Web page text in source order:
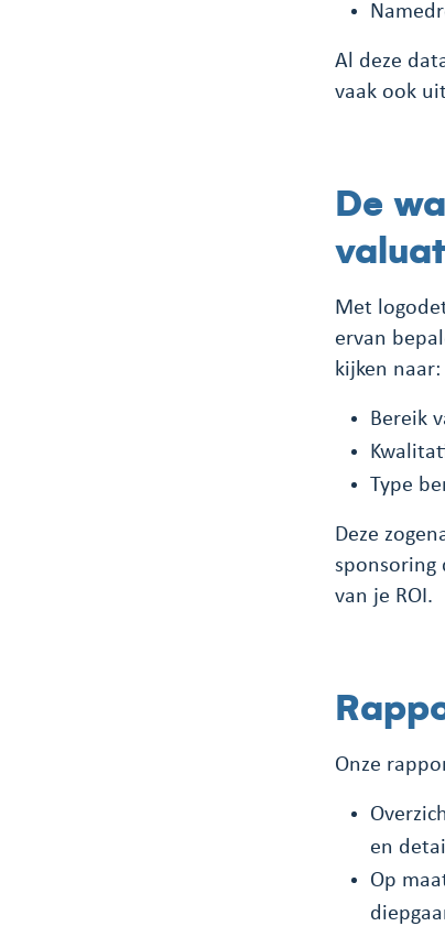
Al deze
vaak ook
De
Met
ervan
kijken naar:
Bereik
Type
Deze
sponsoring
van je ROI.
Onze
en
Op